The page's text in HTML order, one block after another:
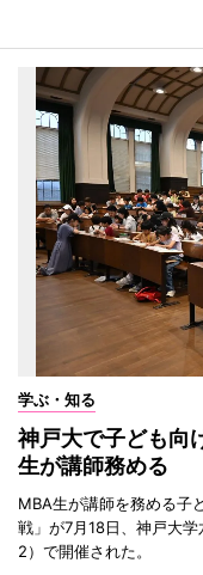
学ぶ・知る
神戸大で子ども
生が講師務める
MBA生が講師を務める子
戦」が7月18日、神戸大
2）で開催された。